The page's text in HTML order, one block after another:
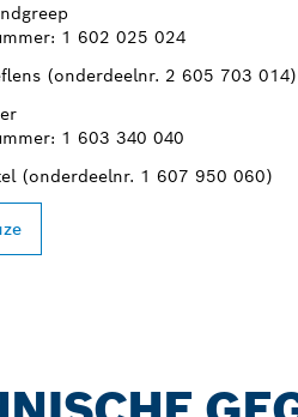
1 602 025 024
(onderdeelnr. 2 605 703 014)
1 603 340 040
(onderdeelnr. 1 607 950 060)